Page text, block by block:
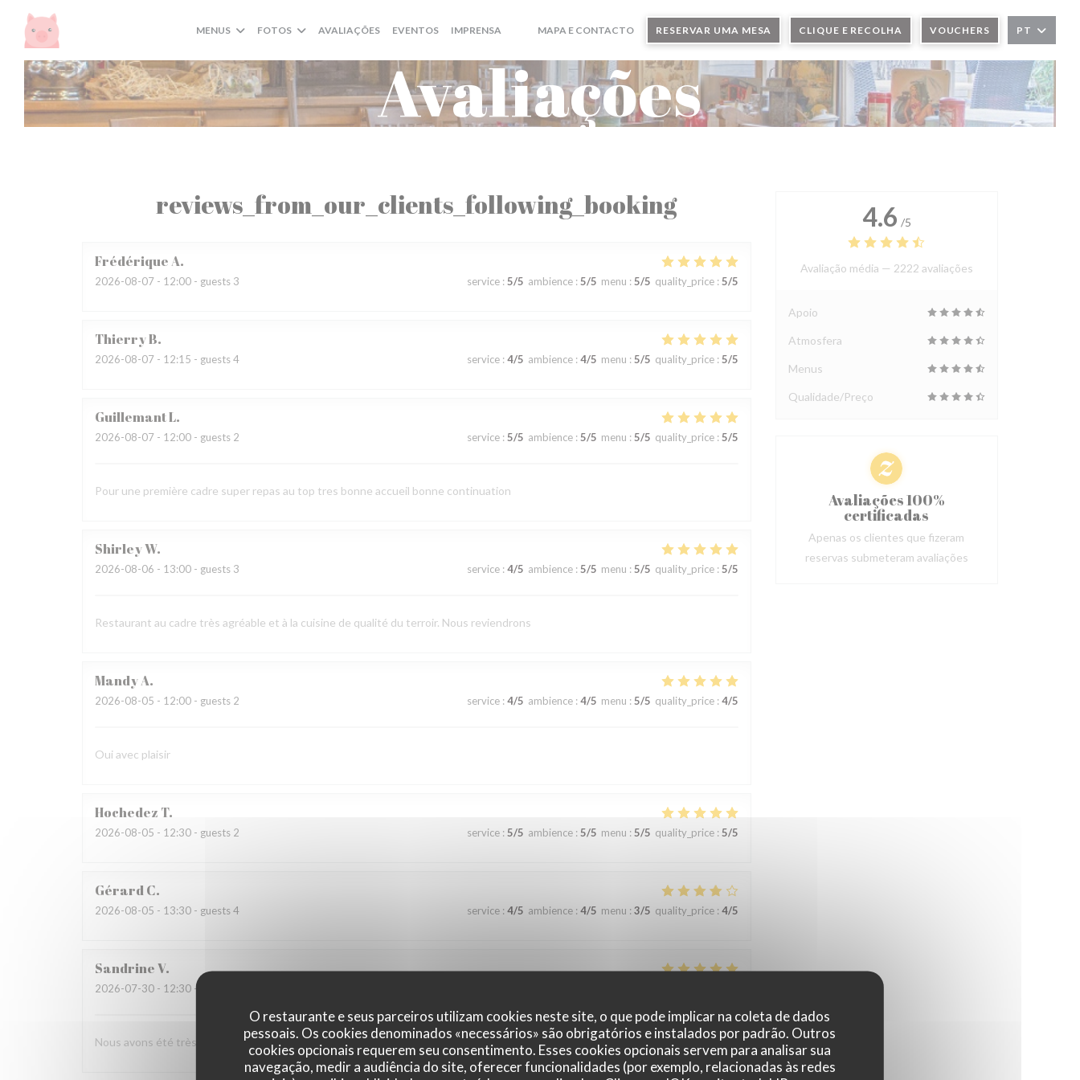
Painel de Gerenciamento de Cookies
O restaurante e seus parceiros utilizam cookies neste site, o que pode implicar na coleta de dados
pessoais. Os cookies denominados «necessários» são obrigatórios e instalados por padrão. Outros
cookies opcionais requerem seu consentimento. Esses cookies opcionais servem para analisar sua
navegação, medir a audiência do site, oferecer funcionalidades (por exemplo, relacionadas às redes
MENUS FOTOS AVALIAÇÕES EVENTOS IMPRENSA
((ABRE NUMA NOVA JANELA))
((ABRE NUMA NOVA JANELA))
MAPA E CONTACTO RESERVAR UMA MESA CLIQUE E RECOLHA VOUCHERS PT
Avaliações
reviews_from_our_clients_following_booking
FrédériqueA
2026-08-07 - 12:00 - guests 3 service: 5/5 ambience: 5/5 menu : 5/5 quality_price: 5/5
ThierryB
2026-08-07 - 12:15 - guests 4 service: 4/5 ambience: 4/5 menu : 5/5 quality_price: 5/5
GuillemantL
2026-08-07 - 12:00 - guests 2 service: 5/5 ambience: 5/5 menu : 5/5 quality_price: 5/5
Pour une première cadre super repas au top tres bonne accueil bonne continuation
ShirleyW
2026-08-06 - 13:00 - guests 3 service: 4/5 ambience: 5/5 menu : 5/5 quality_price: 5/5
Restaurant au cadre très agréable et à la cuisine de qualité du terroir. Nous reviendrons
MandyA
2026-08-05 - 12:00 - guests 2 service: 4/5 ambience: 4/5 menu : 5/5 quality_price: 4/5
Oui avec plaisir
Hochedez T
2026-08-05 - 12:30 - guests 2 service: 5/5 ambience: 5/5 menu : 5/5 quality_price: 5/5
GérardC
2026-08-05 - 13:30 - guests 4 service: 4/5 ambience: 4/5 menu : 3/5 quality_price: 4/5
SandrineV
2026-07-30 - 12:30 - guests 4
Nous avons été très bien accueilli et avons apprécié le repas choisi ,nous reviendrons
4.6 /5
Avaliação média — 2222 avaliações
Apoio
Atmosfera
Menus
Qualidade/Preço
Avaliações 100%
certificadas
Apenas os clientes que fizeram
reservas submeteram avaliações